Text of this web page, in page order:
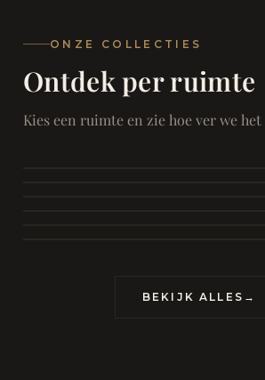
Modern
Marcottestyle Living
ONZE COLLECTIES
Ontdek per ruimte
Kies een ruimte en zie hoe ver we
SAMEN ONTSPANNEN
Woonkamer
Eetkamer
RUST EN RETRAITE
BEKIJK ALLES →